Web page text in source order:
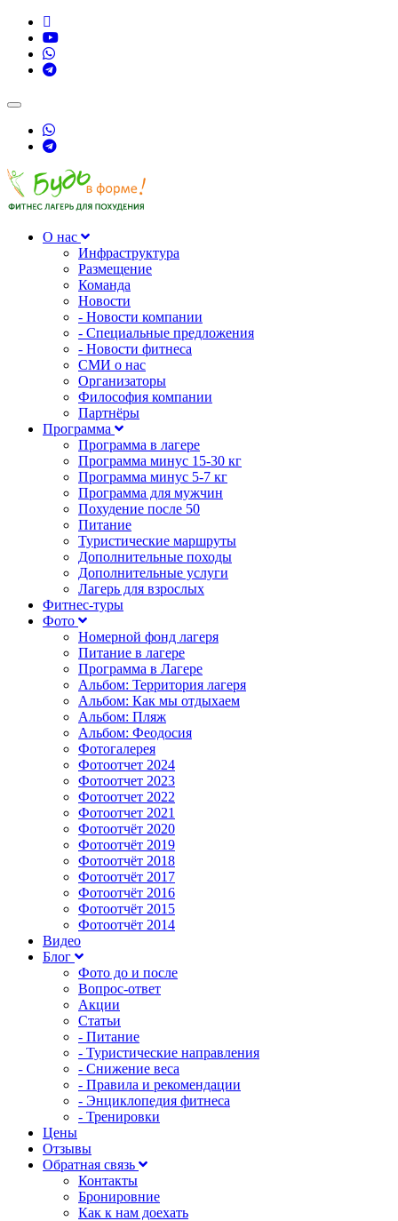
Toggle
navigation
О нас
Инфраструктура
Размещение
Команда
Новости
- Новости компании
- Специальные предложения
- Новости фитнеса
СМИ о нас
Организаторы
Философия компании
Партнёры
Программа
Программа в лагере
Программа минус 15-30 кг
Программа минус 5-7 кг
Программа для мужчин
Похудение после 50
Питание
Туристические маршруты
Дополнительные походы
Дополнительные услуги
Лагерь для взрослых
Фитнес-туры
Фото
Номерной фонд лагеря
Питание в лагере
Программа в Лагере
Альбом: Территория лагеря
Альбом: Как мы отдыхаем
Альбом: Пляж
Альбом: Феодосия
Фотогалерея
Фотоотчет 2024
Фотоотчет 2023
Фотоотчет 2022
Фотоотчет 2021
Фотоотчёт 2020
Фотоотчёт 2019
Фотоотчёт 2018
Фотоотчёт 2017
Фотоотчёт 2016
Фотоотчёт 2015
Фотоотчёт 2014
Видео
Блог
Фото до и после
Вопрос-ответ
Акции
Статьи
- Питание
- Туристические направления
- Снижение веса
- Правила и рекомендации
- Энциклопедия фитнеса
- Тренировки
Цены
Отзывы
Обратная связь
Контакты
Бронировние
Как к нам доехать